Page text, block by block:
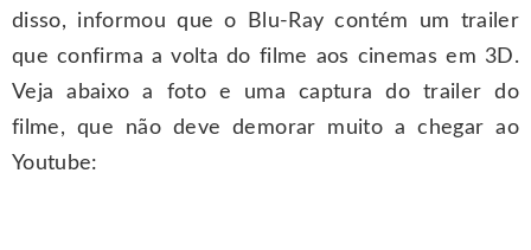
disso, informou que o Blu-Ray contém um trailer
que confirma a volta do filme aos cinemas em 3D.
Veja abaixo a foto e uma captura do trailer do
filme, que não deve demorar muito a chegar ao
Youtube: